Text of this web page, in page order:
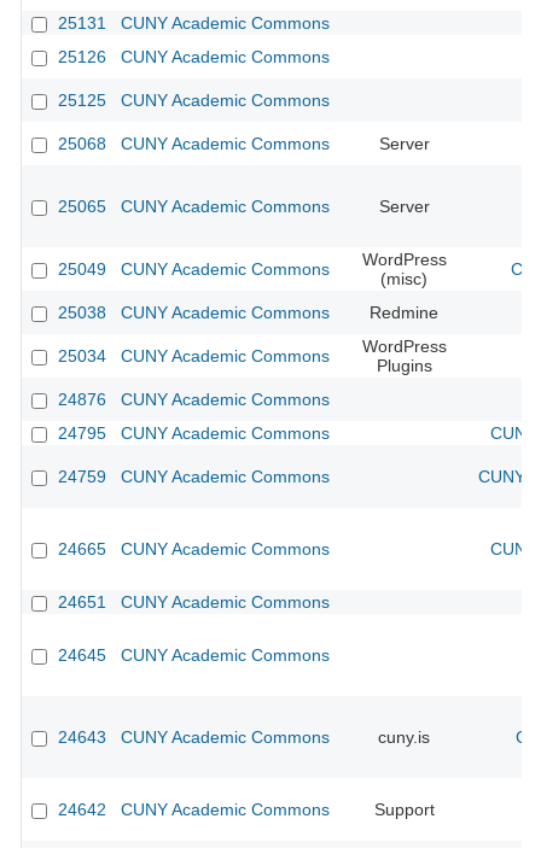
25131
CUNY Academic Commons
25126
CUNY Academic Commons
25125 CUNY Academic Commons
25068 CUNY Academic Commons Server
25065 CUNY Academic Commons Server
25049 CUNY Academic Commons
WordPress
(misc)
25038 CUNY Academic Commons Redmine
25034 CUNY Academic Commons
WordPress
Plugins
24876
CUNY Academic Commons
24795
CUNY Academic Commons
24759 CUNY Academic Commons CUNY
24665 CUNY Academic Commons
24651 CUNY Academic Commons
24645 CUNY Academic Commons
24643 CUNY Academic Commons cuny.is
24642 CUNY Academic Commons Support